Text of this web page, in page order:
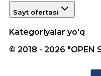
Sayt ofertasi
Kategoriyalar yo'q
© 2018 - 2026 "OPEN